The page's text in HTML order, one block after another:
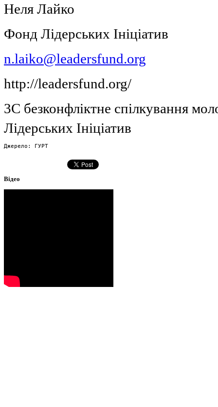
Неля Лайко
Фонд Лідерських Ініціатив
n.laiko@leadersfund.org
http://leadersfund.org/
3С безконфліктне спілкування
Лідерських Ініціатив
Джерело: ГУРТ
Відео